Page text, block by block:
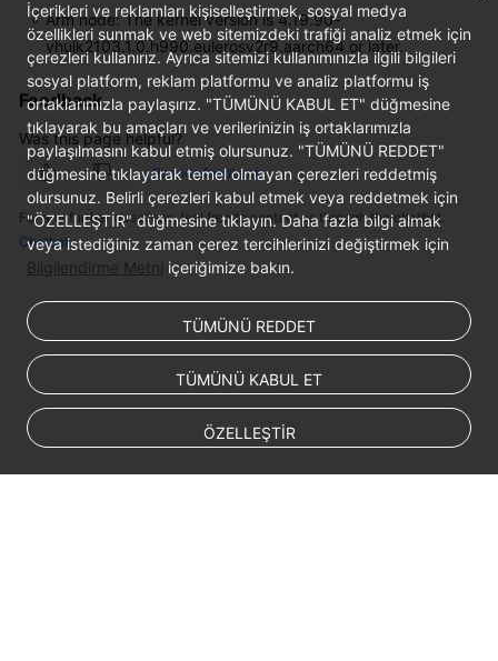
General
Reference
Glossary
Shared
Responsibilities
Service
Level
Agreement
Papers
Endpoints
Permissions
Arm node: The kernel version is 4.19.90-
vhulk2103.1.0.h990.eulerosv2r9.aarch64 or later.
Feedback
Was this page helpful?
Provide feedback
For any further questions, feel free to contact us through the chatbot.
Chatbot
İçerikleri ve reklamları kişiselleştirmek, sosyal medya
özellikleri sunmak ve web sitemizdeki trafiği analiz etmek için
çerezleri kullanırız. Ayrıca sitemizi kullanımınızla ilgili bilgileri
sosyal platform, reklam platformu ve analiz platformu iş
ortaklarımızla paylaşırız. "TÜMÜNÜ KABUL ET" düğmesine
tıklayarak bu amaçları ve verilerinizin iş ortaklarımızla
paylaşılmasını kabul etmiş olursunuz. "TÜMÜNÜ REDDET"
düğmesine tıklayarak temel olmayan çerezleri reddetmiş
olursunuz. Belirli çerezleri kabul etmek veya reddetmek için
"ÖZELLEŞTİR" düğmesine tıklayın. Daha fazla bilgi almak
veya istediğiniz zaman çerez tercihlerinizi değiştirmek için
Bilgilendirme Metni içeriğimize bakın.
TÜMÜNÜ REDDET
TÜMÜNÜ KABUL ET
ÖZELLEŞTİR